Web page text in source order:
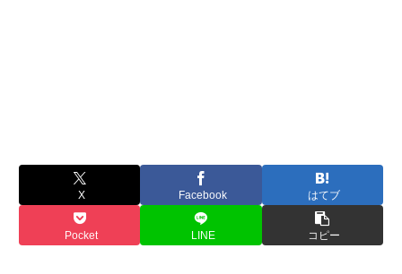
X Facebook はてブ
Pocket LINE コピー